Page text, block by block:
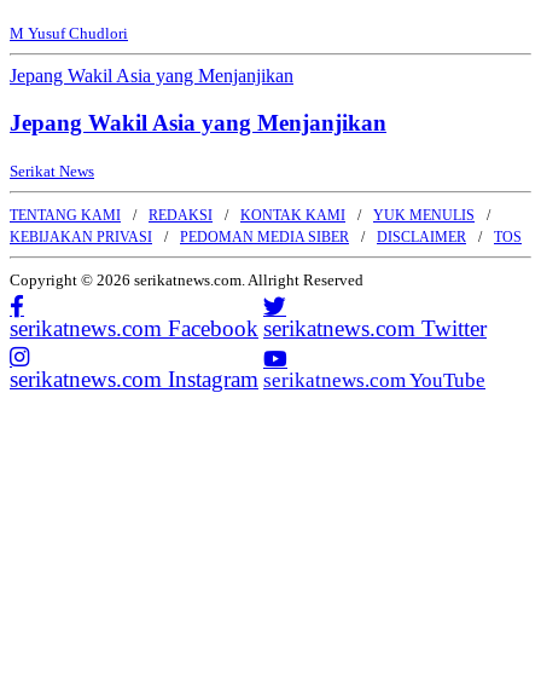
M Yusuf Chudlori
Jepang Wakil Asia yang Menjanjikan
Jepang Wakil Asia yang Menjanjikan
Serikat News
TENTANG KAMI REDAKSI KONTAK KAMI
YUK MENULIS
KEBIJAKAN PRIVASI
PEDOMAN MEDIA SIBER DISCLAIMER TOS
Copyright © 2026 serikatnews.com. Allright Reserved
serikatnews.com Facebook serikatnews.com Twitter
serikatnews.com Instagram serikatnews.com YouTube